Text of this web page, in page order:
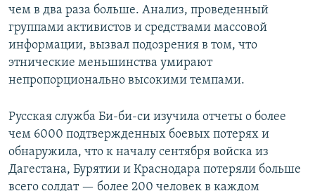
чем в два раза больше. Анализ, проведенный
группами активистов и средствами массовой
информации, вызвал подозрения в том, что
этнические меньшинства умирают
непропорционально высокими темпами.
Русская служба Би-би-си изучила отчеты о более
чем 6000 подтвержденных боевых потерях и
обнаружила, что к началу сентября войска из
Дагестана, Бурятии и Краснодара потеряли больше
всего солдат — более 200 человек в каждом